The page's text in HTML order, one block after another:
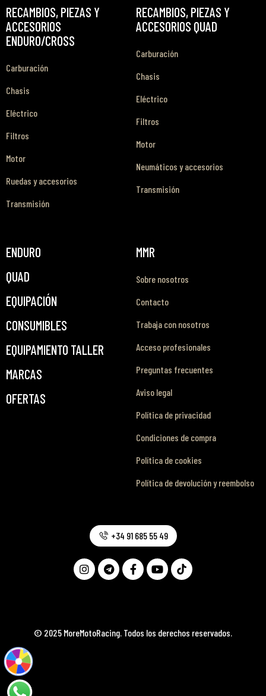
RECAMBIOS, PIEZAS Y
ACCESORIOS
ENDURO/CROSS
Carburación
Chasis
Eléctrico
Filtros
Motor
Ruedas y accesorios
Transmisión
RECAMBIOS, PIEZAS Y
ACCESORIOS QUAD
Carburación
Chasis
Eléctrico
Filtros
Motor
Neumáticos y accesorios
Transmisión
ENDURO
QUAD
EQUIPACIÓN
CONSUMIBLES
EQUIPAMIENTO TALLER
MARCAS
OFERTAS
MMR
Sobre nosotros
Contacto
Trabaja con nosotros
Acceso profesionales
Preguntas frecuentes
Aviso legal
Política de privacidad
Condiciones de compra
Política de cookies
Política de devolución y reembolso
© 2025 MoreMotoRacing. Todos los derechos reservados.
+34 91 685 55 49